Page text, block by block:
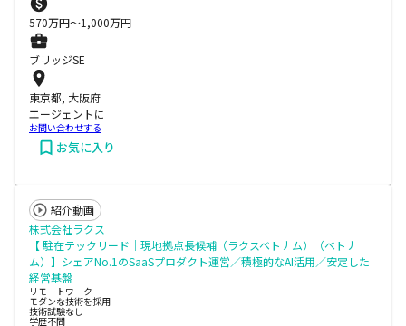
570万円〜1,000万円
ブリッジSE
東京都, 大阪府
エージェントに
お問い合わせする
お気に入り
紹介動画
株式会社ラクス
【 駐在テックリード｜現地拠点長候補（ラクスベトナム）（ベトナ
ム）】シェアNo.1のSaaSプロダクト運営／積極的なAI活用／安定した
経営基盤
リモートワーク
モダンな技術を採用
技術試験なし
学歴不問